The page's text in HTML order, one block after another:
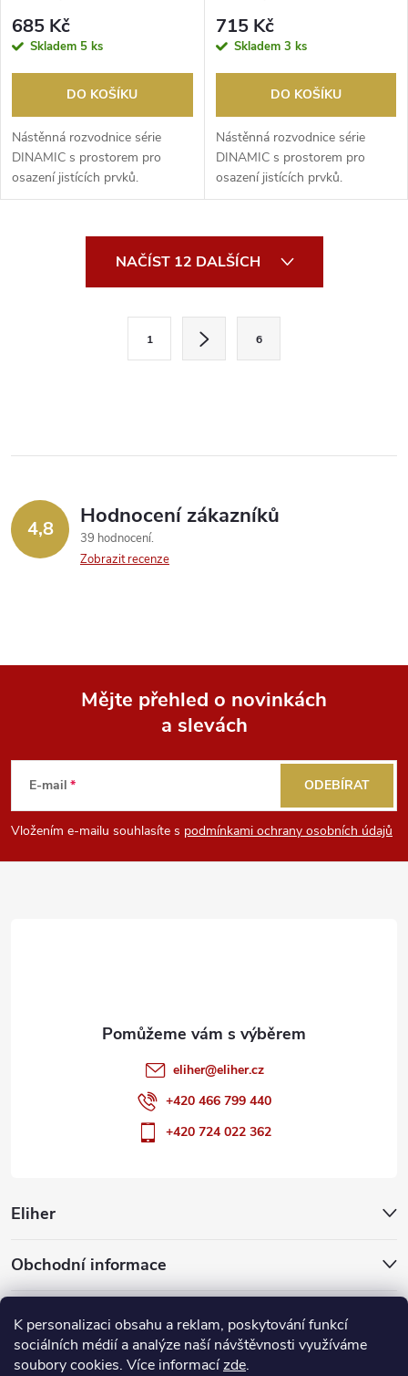
K personalizaci obsahu a reklam, poskytování funkcí
sociálních médií a analýze naší návštěvnosti využíváme
soubory cookies. Více informacízde.
685 Kč
Skladem 5 ks
DO KOŠÍKU
Nástěnná rozvodnice série
DINAMIC s prostorem pro
osazení jistících prvků.
Rozvodnice s 24 moduly D...
715 Kč
Skladem 3 ks
DO KOŠÍKU
Nástěnná rozvodnice série
DINAMIC s prostorem pro
osazení jistících prvků.
Rozvodnice s 24 moduly DI...
í
p
k
ý
p
i
s
NAČÍST 12 DALŠÍCH
k
v
á
n
1 6
4,8 Hodnocení zákazníků
39 hodnocení
Zobrazit recenze
p
Mějte přehled o novinkách
a slevách
E-mail
Vložením e-mailu souhlasíte s podmínkami ochrany osobních údajů
ODEBÍRAT
Eliher
Obchodní informace
Partnerské weby
eliher@eliher.cz
+420 466 799 440
+420 724 022 362